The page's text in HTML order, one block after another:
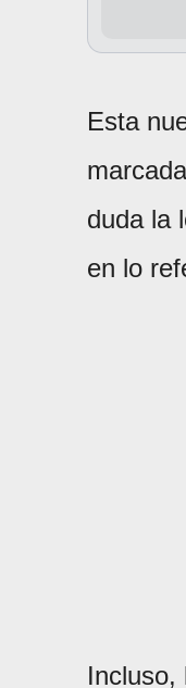
Esta
duda la
en lo
Incluso,